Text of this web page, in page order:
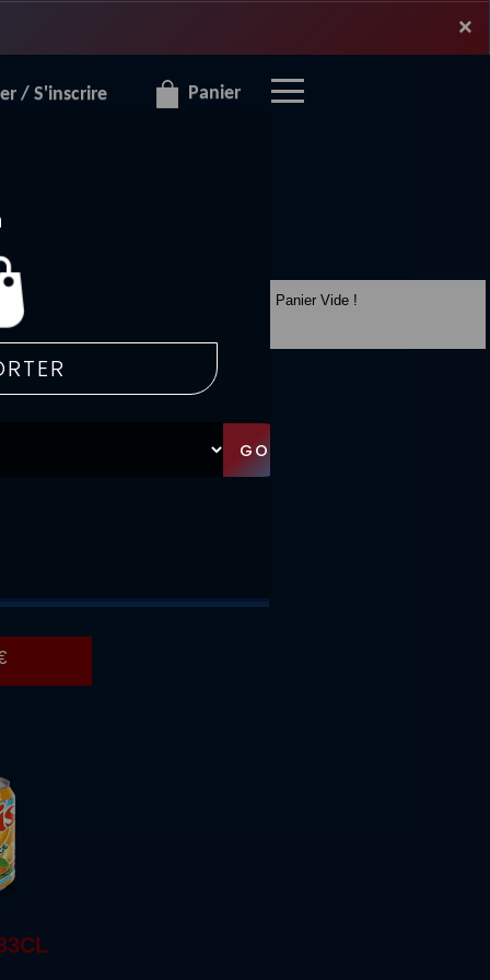
×
/ S'inscrire Panier
×
Panier Vide !